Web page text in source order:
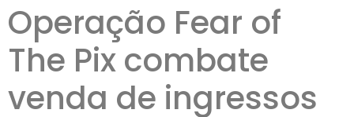
Operação Fear of
The Pix combate
venda de ingressos